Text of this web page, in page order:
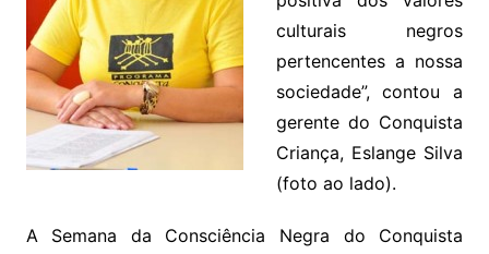
culturais negros
pertencentes a nossa
sociedade”, contou a
gerente do Conquista
Criança, Eslange Silva
(foto ao lado).
A Semana da Consciência Negra do Conquista